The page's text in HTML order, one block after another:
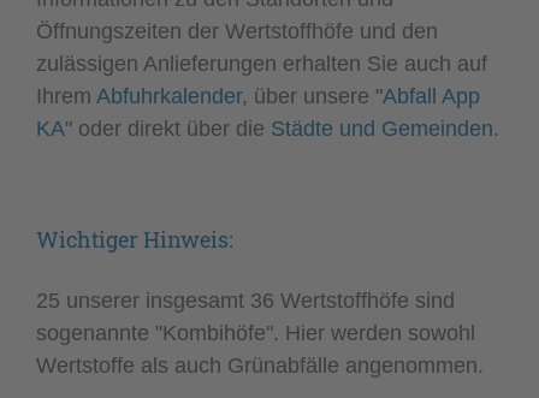
Öffnungszeiten der Wertstoffhöfe und den
zulässigen Anlieferungen erhalten Sie auch auf
Ihrem Abfuhrkalender, über unsere "Abfall App
KA" oder direkt über die Städte und Gemeinden.
Wichtiger Hinweis:
25 unserer insgesamt 36 Wertstoffhöfe sind
sogenannte "Kombihöfe". Hier werden sowohl
Wertstoffe als auch Grünabfälle angenommen.